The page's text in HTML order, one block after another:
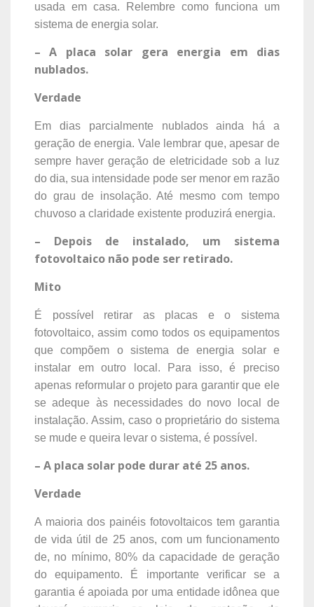
usada em casa. Relembre como funciona um
sistema de energia solar.
– A placa solar gera energia em dias
nublados.
Verdade
Em dias parcialmente nublados ainda há a
geração de energia. Vale lembrar que, apesar de
sempre haver geração de eletricidade sob a luz
do dia, sua intensidade pode ser menor em razão
do grau de insolação. Até mesmo com tempo
chuvoso a claridade existente produzirá energia.
– Depois de instalado, um sistema
fotovoltaico não pode ser retirado.
Mito
É possível retirar as placas e o sistema
fotovoltaico, assim como todos os equipamentos
que compõem o sistema de energia solar e
instalar em outro local. Para isso, é preciso
apenas reformular o projeto para garantir que ele
se adeque às necessidades do novo local de
instalação. Assim, caso o proprietário do sistema
se mude e queira levar o sistema, é possível.
– A placa solar pode durar até 25 anos.
Verdade
A maioria dos painéis fotovoltaicos tem garantia
de vida útil de 25 anos, com um funcionamento
de, no mínimo, 80% da capacidade de geração
do equipamento. É importante verificar se a
garantia é apoiada por uma entidade idônea que